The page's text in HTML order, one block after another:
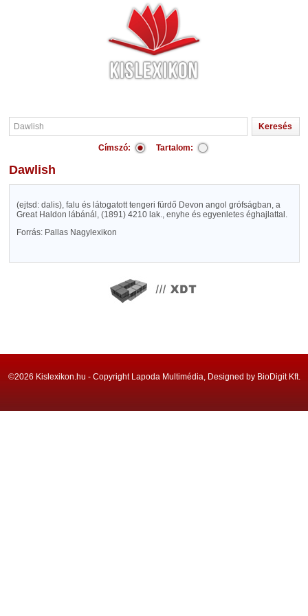
Címszó: Tartalom:
Dawlish
(ejtsd: dalis), falu és látogatott tengeri fürdő Devon angol grófságban, a
Great Haldon lábánál, (1891) 4210 lak., enyhe és egyenletes éghajlattal.
Forrás: Pallas Nagylexikon
©2026 Kislexikon.hu - Copyright Lapoda Multimédia, Designed by BioDigit Kft.